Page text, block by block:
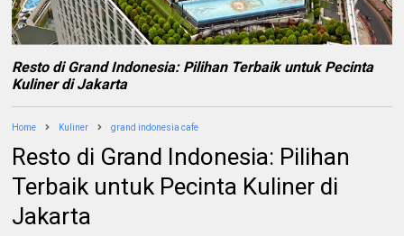
Resto di Grand Indonesia: Pilihan Terbaik untuk Pecinta
Kuliner di Jakarta
Home Kuliner grand indonesia cafe
Resto di Grand Indonesia: Pilihan
Terbaik untuk Pecinta Kuliner di
Jakarta